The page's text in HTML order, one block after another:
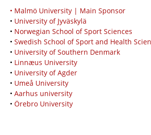
• Malmö University | Main Sponsor
• University of Jyväskylä
• Norwegian School of Sport Sciences
• Swedish School of Sport and Health
• University of Southern Denmark
• Linnæus University
• University of Agder
• Umeå University
• Aarhus university
• Örebro University